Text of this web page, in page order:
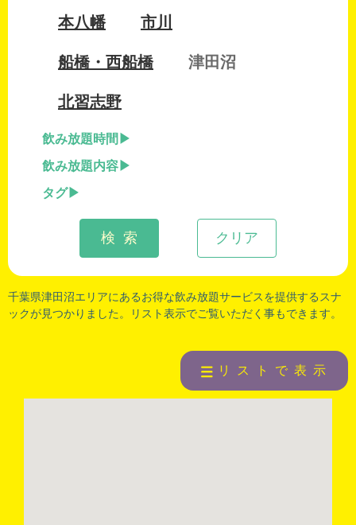
本八幡 市川
船橋・西船橋 津田沼
北習志野
飲み放題時間
飲み放題内容
タグ
クリア
検 索
千葉県津田沼エリアにあるお得な飲み放題サービスを提供するスナ
ックが見つかりました。リスト表示でご覧いただく事もできます。
リストで表示